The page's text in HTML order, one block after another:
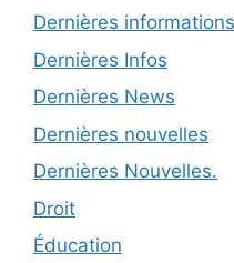
Dernières informations
Dernières Infos
Dernières News
Dernières nouvelles
Dernières Nouvelles.
Droit
Éducation